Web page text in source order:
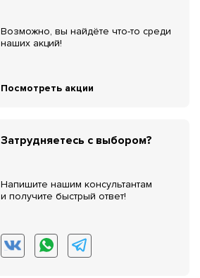
Возможно, вы найдёте что-то среди
наших акций!
Посмотреть акции
Затрудняетесь с выбором?
Напишите нашим консультантам
и получите быстрый ответ!